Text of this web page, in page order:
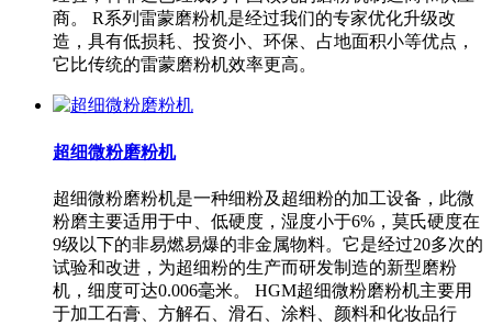
商。 R系列雷蒙磨粉机是经过我们的专家优化升级改
造，具有低损耗、投资小、环保、占地面积小等优点，
它比传统的雷蒙磨粉机效率更高。
超细微粉磨粉机
超细微粉磨粉机是一种细粉及超细粉的加工设备，此微
粉磨主要适用于中、低硬度，湿度小于6%，莫氏硬度在
9级以下的非易燃易爆的非金属物料。它是经过20多次的
试验和改进，为超细粉的生产而研发制造的新型磨粉
机，细度可达0.006毫米。 HGM超细微粉磨粉机主要用
于加工石膏、方解石、滑石、涂料、颜料和化妆品行